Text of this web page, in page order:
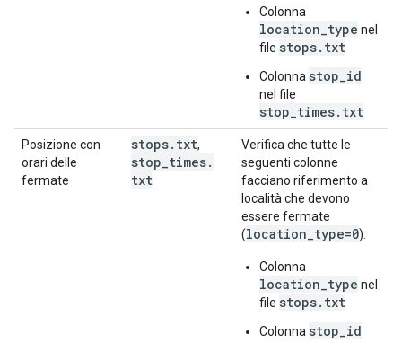
Colonna
location_type nel
file stops.txt
Colonna stop_id
nel file
stop_times.txt
Posizione con
orari delle
fermate
stops. txt,
stop times.
txt
Verifica che tutte le
seguenti colonne
facciano riferimento a
località che devono
essere fermate
(location_type=0):
Colonna
location_type nel
file stops.txt
Colonna stop_id